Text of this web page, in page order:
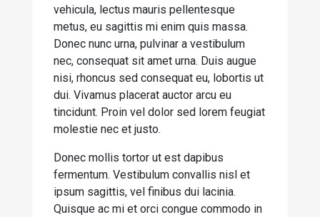
vehicula, lectus mauris pellentesque
metus, eu sagittis mi enim quis massa.
Donec nunc urna, pulvinar a vestibulum
nec, consequat sit amet urna. Duis augue
nisi, rhoncus sed consequat eu, lobortis ut
dui. Vivamus placerat auctor arcu eu
tincidunt. Proin vel dolor sed lorem feugiat
molestie nec et justo.
Donec mollis tortor ut est dapibus
fermentum. Vestibulum convallis nisl et
ipsum sagittis, vel finibus dui lacinia.
Quisque ac mi et orci congue commodo in